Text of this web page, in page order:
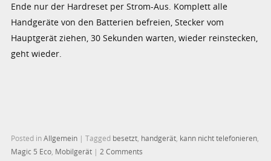
Ende nur der Hardreset per Strom-Aus. Komplett alle
Handgeräte von den Batterien befreien, Stecker vom
Hauptgerät ziehen, 30 Sekunden warten, wieder reinstecken,
geht wieder.
Posted inAllgemein |Tagged besetzt, handgerät, kann nicht telefonieren,
Magic 5 Eco, Mobilgerät |2 Comments